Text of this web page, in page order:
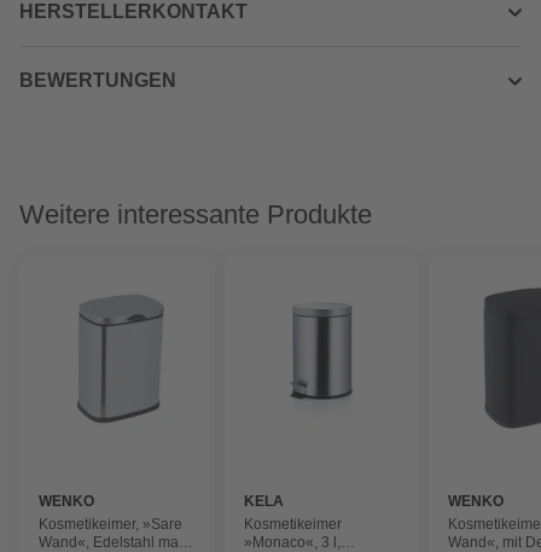
HERSTELLERKONTAKT
BEWERTUNGEN
Weitere interessante Produkte
WENKO
Kosmetikeimer, »Sare
Wand«, Edelstahl matt,
KELA
Kosmetikeimer
»Monaco«, 3 l,
WENKO
Wand«, mit